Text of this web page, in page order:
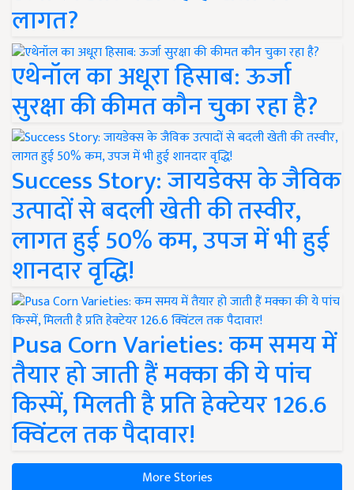
लागत?
एथेनॉल का अधूरा हिसाब: ऊर्जा
सुरक्षा की कीमत कौन चुका रहा है?
Success Story: जायडेक्स के जैविक
उत्पादों से बदली खेती की तस्वीर,
लागत हुई 50% कम, उपज में भी हुई
शानदार वृद्धि!
Pusa Corn Varieties: कम समय में
तैयार हो जाती हैं मक्का की ये पांच
किस्में, मिलती है प्रति हेक्टेयर 126.6
क्विंटल तक पैदावार!
More Stories